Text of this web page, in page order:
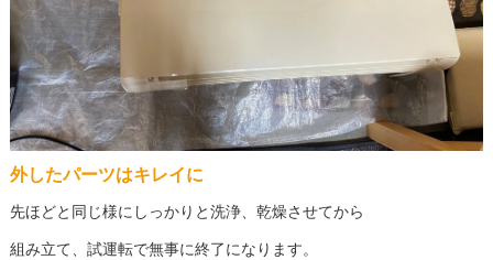
外したパーツはキレイに
先ほどと同じ様にしっかりと洗浄、乾燥させてから
組み立て、試運転で無事に終了になります。